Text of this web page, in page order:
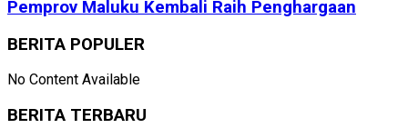
Pemprov Maluku Kembali Raih Penghargaan
BERITA POPULER
No Content Available
BERITA TERBARU